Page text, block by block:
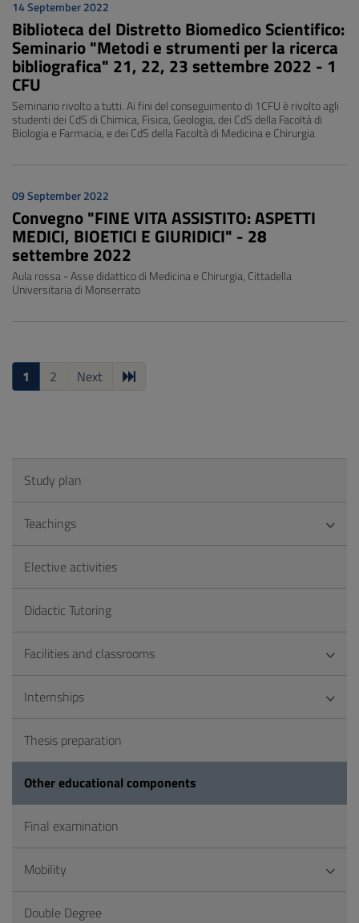
14 September 2022
Biblioteca del Distretto Biomedico Scientifico:
Seminario "Metodi e strumenti per la ricerca
bibliografica" 21, 22, 23 settembre 2022 - 1
CFU
Seminario rivolto a tutti. Ai fini del conseguimento di 1CFU è rivolto agli
studenti dei CdS di Chimica, Fisica, Geologia, dei CdS della Facoltà di
Biologia e Farmacia, e dei CdS della Facoltà di Medicina e Chirurgia
09 September 2022
Convegno "FINE VITA ASSISTITO: ASPETTI
MEDICI, BIOETICI E GIURIDICI" - 28
settembre 2022
Aula rossa - Asse didattico di Medicina e Chirurgia, Cittadella
Universitaria di Monserrato
1 2 Next
Study plan
Teachings
Elective activities
Didactic Tutoring
Facilities and classrooms
Internships
Thesis preparation
Other educational components
Final examination
Mobility
Double Degree